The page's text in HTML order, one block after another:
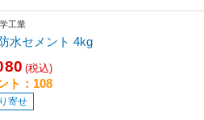
工業
水セメント 4kg
(税込)
ト：108
寄せ